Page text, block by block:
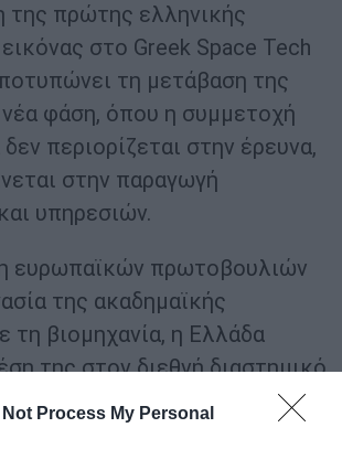
Not Process My Personal
της πρώτης ελληνικής
στο Greek Space Tech
τη μετάβαση της
φάση, όπου η συμμετοχή
περιορίζεται στην έρευνα,
στην παραγωγή
υπηρεσιών.
ευρωπαϊκών πρωτοβουλιών
της ακαδημαϊκής
τη βιομηχανία, η Ελλάδα
της στον διεθνή διαστημικό
νέες προοπτικές για
και στρατηγική